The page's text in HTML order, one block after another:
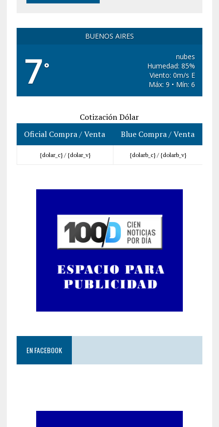
BUENOS AIRES
7°
nubes
Humedad: 85%
Viento: 0m/s E
Máx: 9 • Mín: 6
Cotización Dólar
Oficial Compra / Venta
Blue Compra / Venta
{dolar_c} / {dolar_v} {dolarb_c} / {dolarb_v}
EN FACEBOOK